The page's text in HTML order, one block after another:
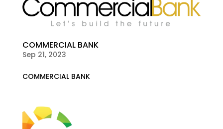
COMMERCIAL BANK
Sep 21, 2023
COMMERCIAL BANK